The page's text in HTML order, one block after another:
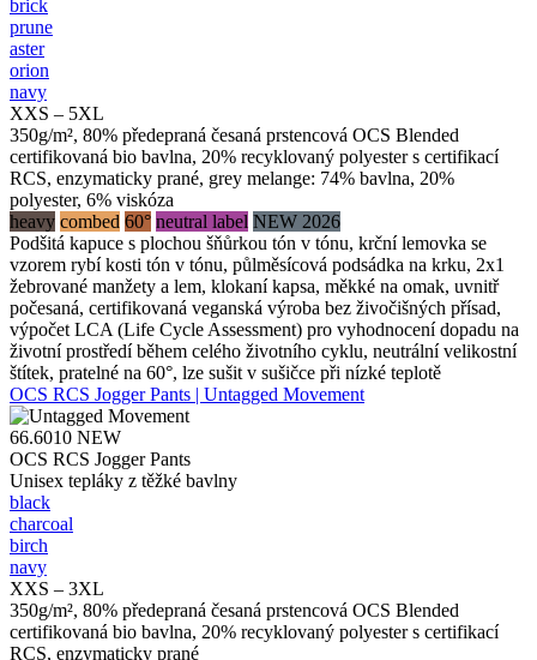
brick
prune
aster
orion
navy
XXS – 5XL
350g/m², 80% předepraná česaná prstencová OCS Blended
certifikovaná bio bavlna, 20% recyklovaný polyester s certifikací
RCS, enzymaticky prané, grey melange: 74% bavlna, 20%
polyester, 6% viskóza
heavy combed 60° neutral label NEW 2026
Podšitá kapuce s plochou šňůrkou tón v tónu, krční lemovka se
vzorem rybí kosti tón v tónu, půlměsícová podsádka na krku, 2x1
žebrované manžety a lem, klokaní kapsa, měkké na omak, uvnitř
počesaná, certifikovaná veganská výroba bez živočišných přísad,
výpočet LCA (Life Cycle Assessment) pro vyhodnocení dopadu na
životní prostředí během celého životního cyklu, neutrální velikostní
štítek, pratelné na 60°, lze sušit v sušičce při nízké teplotě
OCS RCS Jogger Pants | Untagged Movement
66.6010 NEW
OCS RCS Jogger Pants
Unisex tepláky z těžké bavlny
black
charcoal
birch
navy
XXS – 3XL
350g/m², 80% předepraná česaná prstencová OCS Blended
certifikovaná bio bavlna, 20% recyklovaný polyester s certifikací
RCS, enzymaticky prané